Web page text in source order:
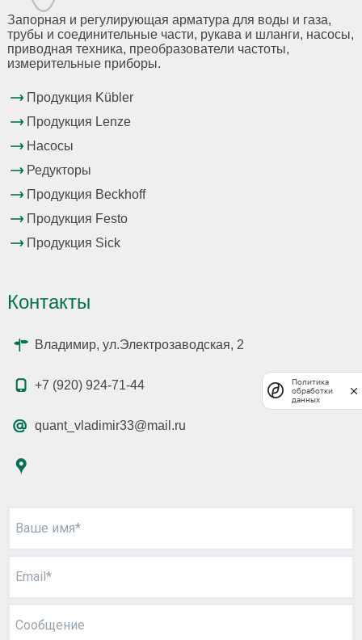
Запорная и регулирующая арматура для воды и газа,
трубы и соединительные части, рукава и шланги, насосы,
приводная техника, преобразователи частоты,
измерительные приборы.
Продукция Kübler
Продукция Lenze
Насосы
Редукторы
Продукция Beckhoff
Продукция Festo
Продукция Sick
Контакты
Владимир, ул.Электрозаводская, 2
+7 (920) 924-71-44
quant_vladimir33@mail.ru
Ваше имя*
Email*
Сообщение
Политика
обработки
данных